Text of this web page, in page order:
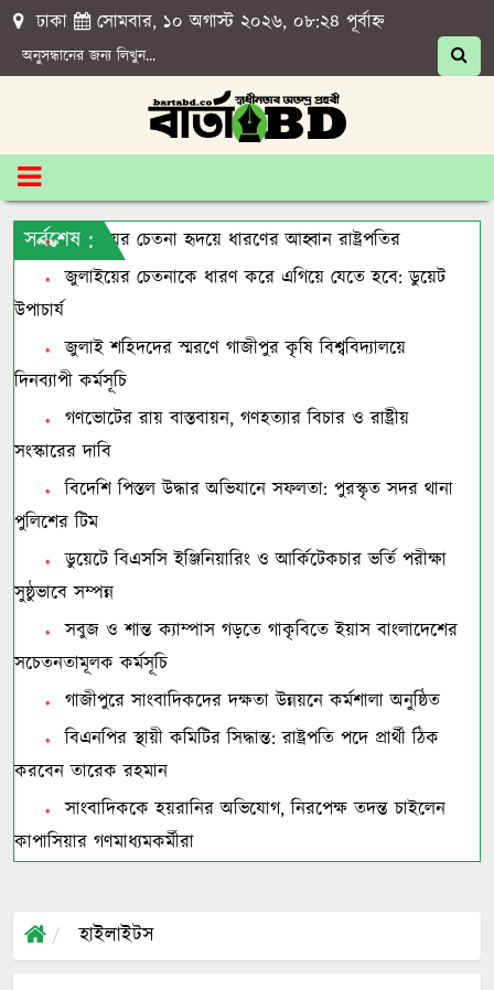
ঢাকা সোমবার, ১০ অগাস্ট ২০২৬, ০৮:২৪ পূর্বাহ্ন
সর্বশেষ :জুলাইয়ের চেতনা হৃদয়ে ধারণের আহ্বান রাষ্ট্রপতির
জুলাইয়ের চেতনাকে ধারণ করে এগিয়ে যেতে হবে: ডুয়েট
উপাচার্য
জুলাই শহিদদের স্মরণে গাজীপুর কৃষি বিশ্ববিদ্যালয়ে
দিনব্যাপী কর্মসূচি
গণভোটের রায় বাস্তবায়ন, গণহত্যার বিচার ও রাষ্ট্রীয়
সংস্কারের দাবি
বিদেশি পিস্তল উদ্ধার অভিযানে সফলতা: পুরস্কৃত সদর থানা
পুলিশের টিম
ডুয়েটে বিএসসি ইঞ্জিনিয়ারিং ও আর্কিটেকচার ভর্তি পরীক্ষা
সুষ্ঠুভাবে সম্পন্ন
সবুজ ও শান্ত ক্যাম্পাস গড়তে গাকৃবিতে ইয়াস বাংলাদেশের
সচেতনতামূলক কর্মসূচি
গাজীপুরে সাংবাদিকদের দক্ষতা উন্নয়নে কর্মশালা অনুষ্ঠিত
বিএনপির স্থায়ী কমিটির সিদ্ধান্ত: রাষ্ট্রপতি পদে প্রার্থী ঠিক
করবেন তারেক রহমান
সাংবাদিককে হয়রানির অভিযোগ, নিরপেক্ষ তদন্ত চাইলেন
কাপাসিয়ার গণমাধ্যমকর্মীরা
হাইলাইটস